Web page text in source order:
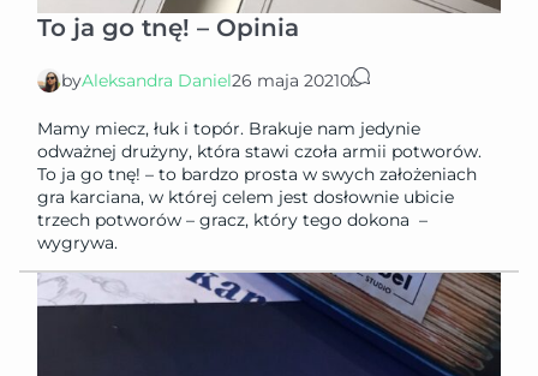
To ja go tnę! – Opinia
byAleksandra Daniel26 maja 20210
Mamy miecz, łuk i topór. Brakuje nam jedynie
odważnej drużyny, która stawi czoła armii potworów.
To ja go tnę! – to bardzo prosta w swych założeniach
gra karciana, w której celem jest dosłownie ubicie
trzech potworów – gracz, który tego dokona –
wygrywa.